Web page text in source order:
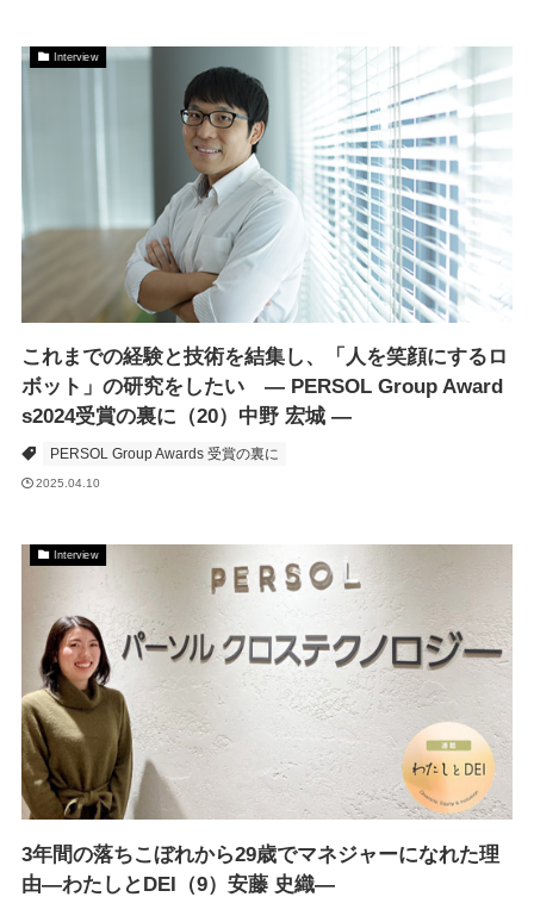
Interview
これまでの経験と技術を結集し、「人を笑顔にするロ
ボット」の研究をしたい ― PERSOL Group Award
s2024受賞の裏に（20）中野 宏城 ―
PERSOL Group Awards 受賞の裏に
2025.04.10
Interview
3年間の落ちこぼれから29歳でマネジャーになれた理
由―わたしとDEI（9）安藤 史織―